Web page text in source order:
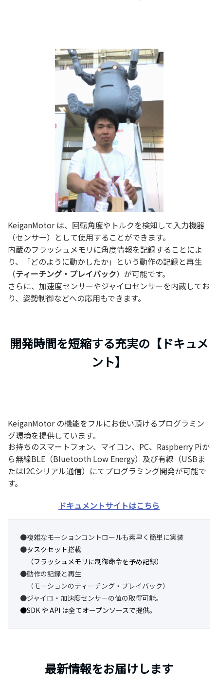
KeiganMotor は、回転角度やトルクを検知して入力機器
（センサー）として使用することができます。
内蔵のフラッシュメモリに角度情報を記録することによ
り、「どのように動かしたか」という動作の記録と再生
（ティーチング・プレイバック）が可能です。
さらに、加速度センサーやジャイロセンサーを内蔵してお
り、姿勢制御などへの応用もできます。
開発時間を短縮する充実の【ドキュメ
ント】
KeiganMotor の機能をフルにお使い頂けるプログラミン
グ環境を提供しています。
お持ちのスマートフォン、マイコン、PC、Raspberry Piか
ら無線BLE（Bluetooth Low Energy）及び有線（USBま
たはI2Cシリアル通信）にてプログラミング開発が可能で
す。
ドキュメントサイトはこちら
●複雑なモーションコントロールも素早く簡単に実装
●タスクセット搭載
（フラッシュメモリに制御命令を予め記録）
●動作の記録と再生
（モーションのティーチング・プレイバック）
●SDK や API は全てオープンソースで提供。
最新情報をお届けします